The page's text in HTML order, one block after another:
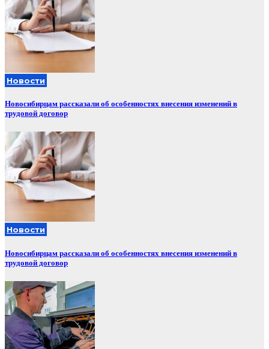
Новости
Новосибирцам рассказали об особенностях внесения изменений в
трудовой договор
Новости
Новосибирцам рассказали об особенностях внесения изменений в
трудовой договор